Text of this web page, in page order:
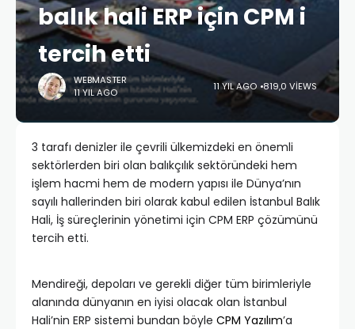
balık hali ERP için CPM i
tercih etti
WEBMASTER
11 YIL AGO
11 YIL AGO 819,0 VIEWS
3 tarafı denizler ile çevrili ülkemizdeki en önemli
sektörlerden biri olan balıkçılık sektöründeki hem
işlem hacmi hem de modern yapısı ile Dünya’nın
sayılı hallerinden biri olarak kabul edilen İstanbul Balık
Hali, İş süreçlerinin yönetimi için CPM ERP çözümünü
tercih etti.
Mendireği, depoları ve gerekli diğer tüm birimleriyle
alanında dünyanın en iyisi olacak olan İstanbul
Hali’nin ERP sistemi bundan böyle CPM Yazılım’a